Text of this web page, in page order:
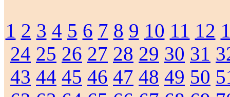
1 2 3 4 5 6 7 8 9 10 11 12
24 25 26 27 28 29 30 31
43 44 45 46 47 48 49 50